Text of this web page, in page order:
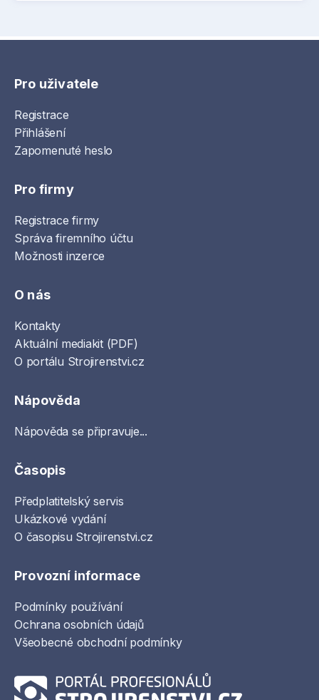
Pro uživatele
Registrace
Přihlášení
Zapomenuté heslo
Pro firmy
Registrace firmy
Správa firemního účtu
Možnosti inzerce
O nás
Kontakty
Aktuální mediakit (PDF)
O portálu Strojirenstvi.cz
Nápověda
Nápověda se připravuje...
Časopis
Předplatitelský servis
Ukázkové vydání
O časopisu Strojirenstvi.cz
Provozní informace
Podmínky používání
Ochrana osobních údajů
Všeobecné obchodní podmínky